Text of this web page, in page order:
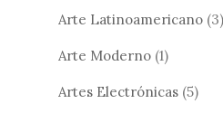
Arte Latinoamericano (3)
Arte Moderno (1)
Artes Electrónicas (5)